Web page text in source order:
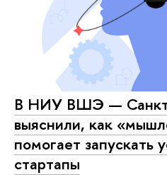
В НИУ ВШЭ —
выяснили, как
помогает запускать
стартапы